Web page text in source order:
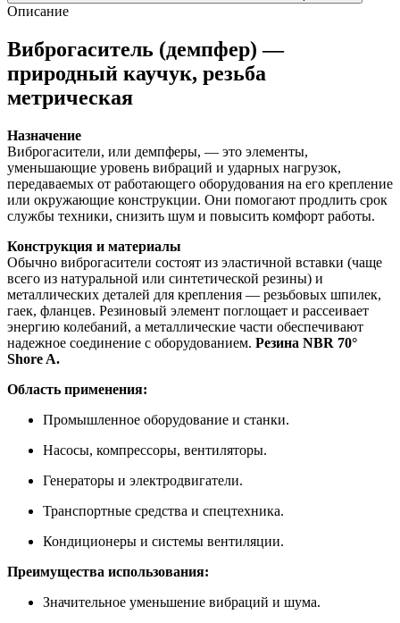
Описание
Виброгаситель (демпфер) —
природный каучук, резьба
метрическая
Назначение
Виброгасители, или демпферы, — это элементы,
уменьшающие уровень вибраций и ударных нагрузок,
передаваемых от работающего оборудования на его крепление
или окружающие конструкции. Они помогают продлить срок
службы техники, снизить шум и повысить комфорт работы.
Конструкция и материалы
Обычно виброгасители состоят из эластичной вставки (чаще
всего из натуральной или синтетической резины) и
металлических деталей для крепления — резьбовых шпилек,
гаек, фланцев. Резиновый элемент поглощает и рассеивает
энергию колебаний, а металлические части обеспечивают
надежное соединение с оборудованием. Резина NBR 70°
Shore A.
Область применения:
Промышленное оборудование и станки.
Насосы, компрессоры, вентиляторы.
Генераторы и электродвигатели.
Транспортные средства и спецтехника.
Кондиционеры и системы вентиляции.
Преимущества использования:
Значительное уменьшение вибраций и шума.